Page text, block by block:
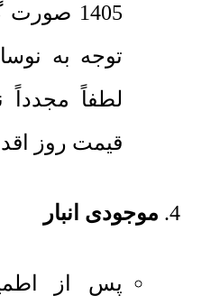
1405
توجه به
لطفاً مجدداً
قیمت روز
موجودی انبار
پس از